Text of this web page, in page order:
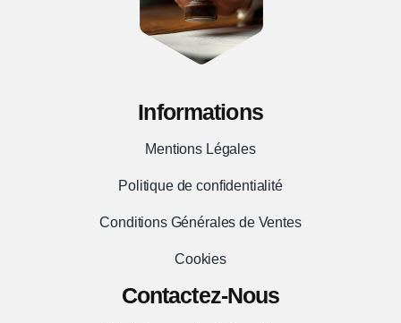
Informations
Mentions Légales
Politique de confidentialité
Conditions Générales de Ventes
Cookies
Contactez-Nous